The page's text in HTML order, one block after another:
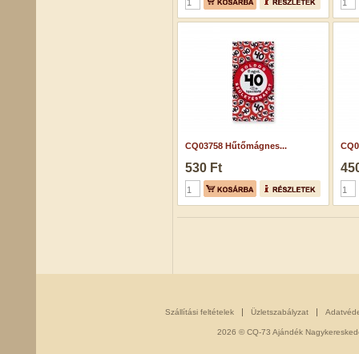
CQ03758 Hűtőmágnes...
530 Ft
Szállítási feltételek Üzletszabályzat
2026 © CQ-73 Ajándék